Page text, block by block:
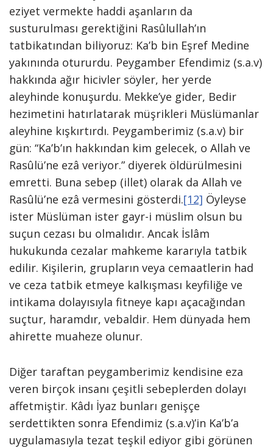
eziyet vermekte haddi aşanların da
susturulması gerektiğini Rasûlullah’ın
tatbikatından biliyoruz: Ka’b bin Eşref Medine
yakınında otururdu. Peygamber Efendimiz (s.a.v)
hakkında ağır hicivler söyler, her yerde
aleyhinde konuşurdu. Mekke’ye gider, Bedir
hezimetini hatırlatarak müşrikleri Müslümanlar
aleyhine kışkırtırdı. Peygamberimiz (s.a.v) bir
gün: “Ka’b’ın hakkından kim gelecek, o Allah ve
Rasûlü’ne ezâ veriyor.” diyerek öldürülmesini
emretti. Buna sebep (illet) olarak da Allah ve
Rasûlü’ne ezâ vermesini gösterdi.[12] Öyleyse
ister Müslüman ister gayr-i müslim olsun bu
suçun cezası bu olmalıdır. Ancak İslâm
hukukunda cezalar mahkeme kararıyla tatbik
edilir. Kişilerin, grupların veya cemaatlerin had
ve ceza tatbik etmeye kalkışması keyfiliğe ve
intikama dolayısıyla fitneye kapı açacağından
suçtur, haramdır, vebaldir. Hem dünyada hem
ahirette muaheze olunur.
Diğer taraftan peygamberimiz kendisine eza
veren birçok insanı çeşitli sebeplerden dolayı
affetmiştir. Kâdı İyaz bunları genişçe
serdettikten sonra Efendimiz (s.a.v)’in Ka’b’a
uygulamasıyla tezat teşkil ediyor gibi görünen